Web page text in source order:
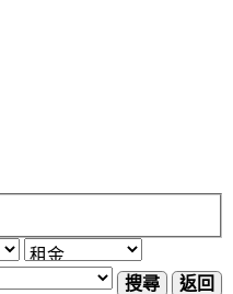
搜尋 返回